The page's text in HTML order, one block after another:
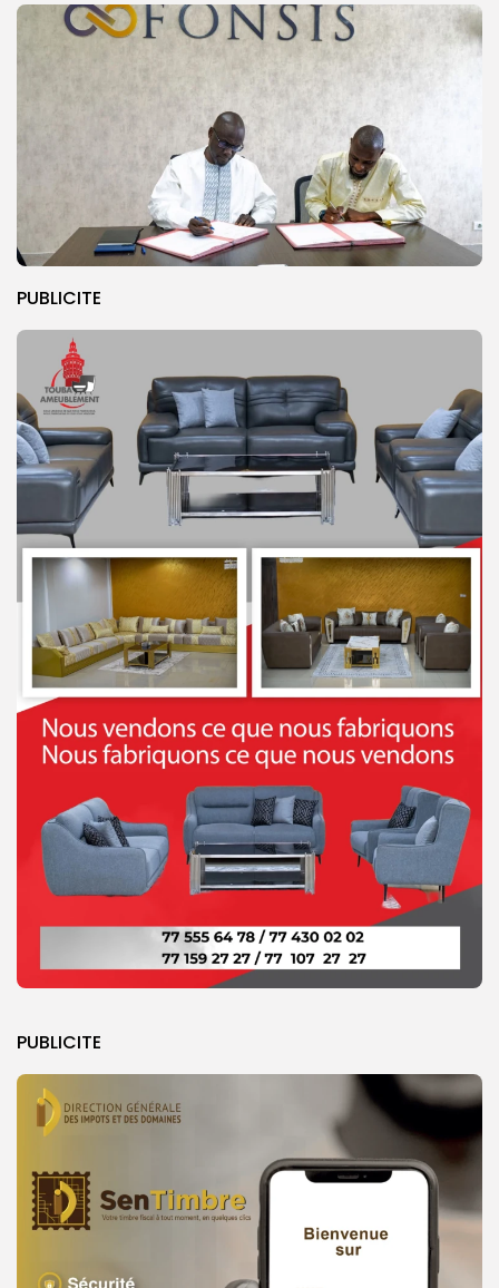
PUBLICITE
PUBLICITE